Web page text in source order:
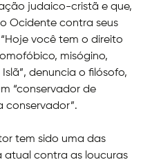
judaico-cristã e que,
Ocidente contra seus
você tem o direito
misógino,
denuncia o filósofo,
“conservador de
conservador”.
tem sido uma das
atual contra as loucuras